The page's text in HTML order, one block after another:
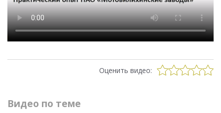
Оценить видео:
Видео по теме